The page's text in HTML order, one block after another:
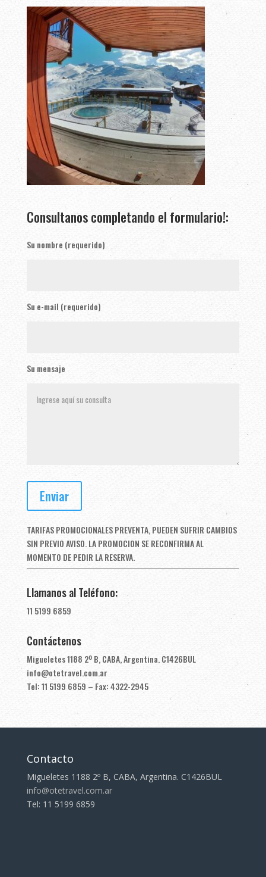
Consultanos completando el formulario!:
Su nombre (requerido)
Su e-mail (requerido)
Su mensaje
TARIFAS PROMOCIONALES PREVENTA, PUEDEN SUFRIR CAMBIOS
SIN PREVIO AVISO. LA PROMOCION SE RECONFIRMA AL
MOMENTO DE PEDIR LA RESERVA.
Llamanos al Teléfono:
11 5199 6859
Contáctenos
Migueletes 1188 2º B, CABA, Argentina. C1426BUL
info@otetravel.com.ar
Tel: 11 5199 6859 – Fax: 4322-2945
Contacto
Migueletes 1188 2º B, CABA, Argentina. C1426BUL
info@otetravel.com.ar
Tel: 11 5199 6859